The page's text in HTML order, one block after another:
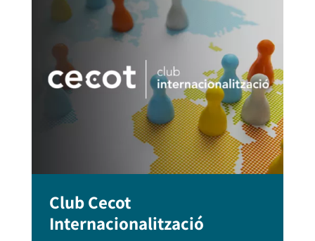
Club Cecot
Internacionalització